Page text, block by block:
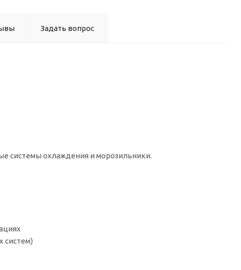
Задать вопрос
системы охлаждения и морозильники.
систем)